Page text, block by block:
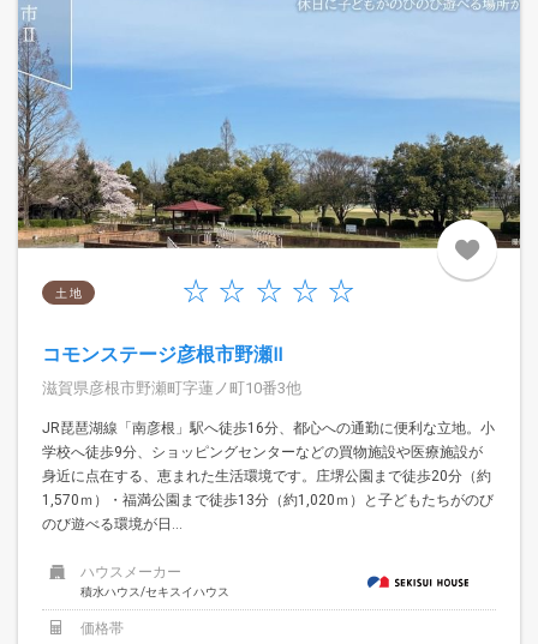
土 地
コモンステージ彦根市野瀬Ⅱ
滋賀県彦根市野瀬町字蓮ノ町10番3他
JR琵琶湖線「南彦根」駅へ徒歩16分、都心への通勤に便利な立地。小
学校へ徒歩9分、ショッピングセンターなどの買物施設や医療施設が
身近に点在する、恵まれた生活環境です。庄堺公園まで徒歩20分（約
1,570ｍ）・福満公園まで徒歩13分（約1,020ｍ）と子どもたちがのび
のび遊べる環境が日...
ハウスメーカー
積水ハウス/セキスイハウス
価格帯